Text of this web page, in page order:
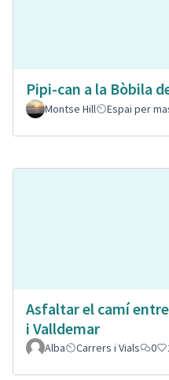
Pipi-can a la Bòbila
Montse Hill
Espai per
Asfaltar el camí
i Valldemar
Alba Carrers i Vials 0